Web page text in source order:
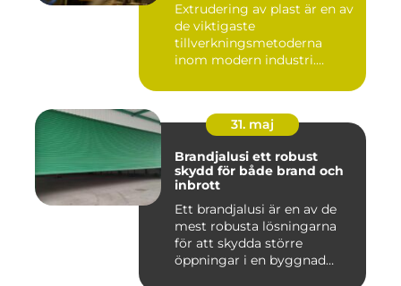
Extrudering av plast är en av
de viktigaste
tillverkningsmetoderna
inom modern industri.
31. maj
Brandjalusi ett robust
skydd för både brand och
inbrott
Ett brandjalusi är en av de
mest robusta lösningarna
för att skydda större
öppningar i en byggnad